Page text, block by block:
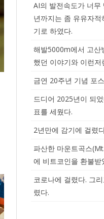
AI의 발전속도가 너무
년까지는 좀 유유자
기로 하였다.
해발5000m에서 고산
했던 이야기와 이런저
금연 20주년 기념 포
드디어 2025년이 되
표를 세웠다.
2년만에 감기에 걸렸
파산한 마운트곡스
에 비트코인을 환불받
코로나에 걸렸다. 그
렸다.